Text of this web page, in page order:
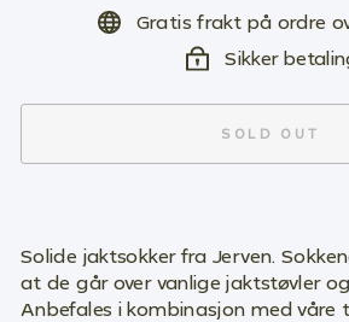
Gratis frakt på ordre
Sikker
SOLD OUT
Solide jaktsokker fra Jerven.
at de går over vanlige jaktstøvler
Anbefales i kombinasjon med våre